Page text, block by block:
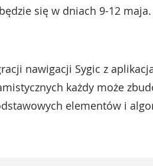
się w dniach 9-12
nawigacji Sygic z
każdy może
elementów i